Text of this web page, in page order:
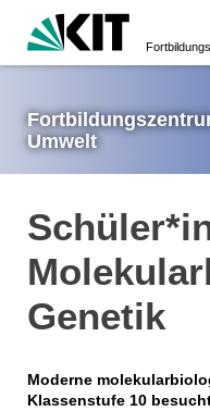
Umwelt
Genetik
Moderne
Klassenstufe 10